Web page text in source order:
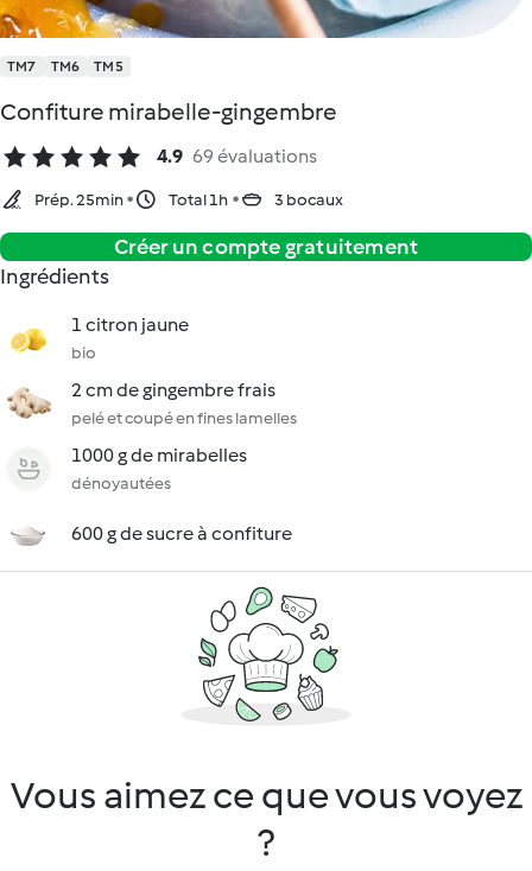
TM7 TM6 TM5
Confiture mirabelle-gingembre
4.9 69 évaluations
Prép. 25min Total 1h 3 bocaux
Créer un compte gratuitement
Ingrédients
1 citron jaune
bio
2 cm de gingembre frais
pelé et coupé en fines lamelles
1000 g de mirabelles
dénoyautées
600 g de sucre à confiture
Vous aimez ce que vous voyez
?